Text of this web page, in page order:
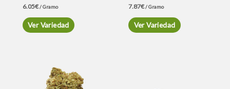
6.05€/ Gramo
Ver Variedad
7.87€/ Gramo
Ver Variedad